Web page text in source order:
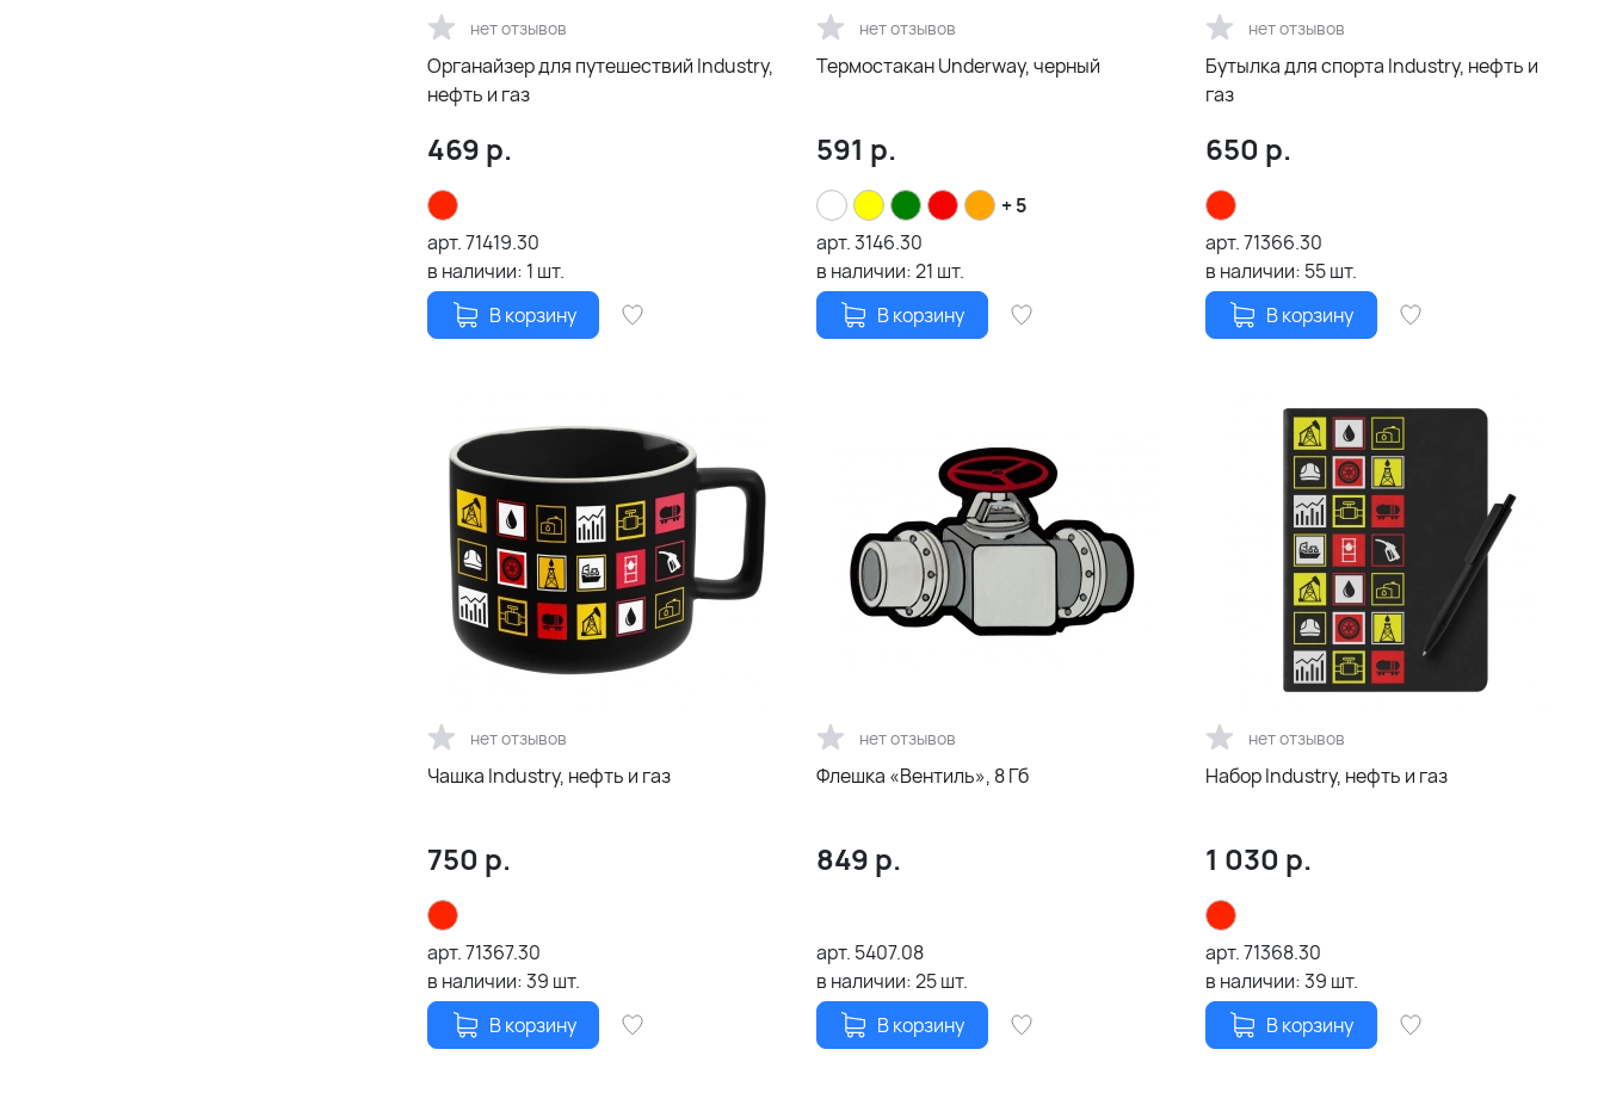
нет отзывов
Органайзер для путешествий Industry,
нефть и газ
469 р.
арт.71419.30
в наличии: 1 шт.
В корзину
нет отзывов
Термостакан Underway, черный
591 р.
+ 5
арт.3146.30
в наличии:21 шт.
В корзину
нет отзывов
Бутылка для спорта Industry, нефть и
газ
650 р.
арт.71366.30
в наличии: 55шт.
В корзину
нет отзывов
Чашка Industry, нефть и газ
750 р.
арт.71367.30
в наличии:39 шт.
В корзину
нет отзывов
Флешка «Вентиль», 8 Гб
849 р.
арт. 5407.08
в наличии:25шт.
В корзину
нет отзывов
Набор Industry, нефть и газ
1 030 р.
арт.71368.30
в наличии:39 шт.
В корзину